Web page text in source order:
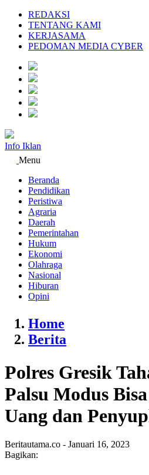
REDAKSI
TENTANG KAMI
KERJASAMA
PEDOMAN MEDIA CYBER
Info Iklan
Menu
Beranda
Pendidikan
Peristiwa
Agraria
Daerah
Pemerintahan
Hukum
Ekonomi
Olahraga
Nasional
Hiburan
Opini
Home
Berita
Polres Gresik
Palsu Modus
Uang dan
Beritautama.co - Januari 16, 2023
Bagikan: